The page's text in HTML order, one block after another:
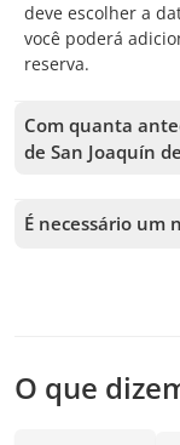
deve escolher a
você poderá
reserva.
Com quanta
de San Joaquín
disponibilidade.
antes para
É necessário um
O que